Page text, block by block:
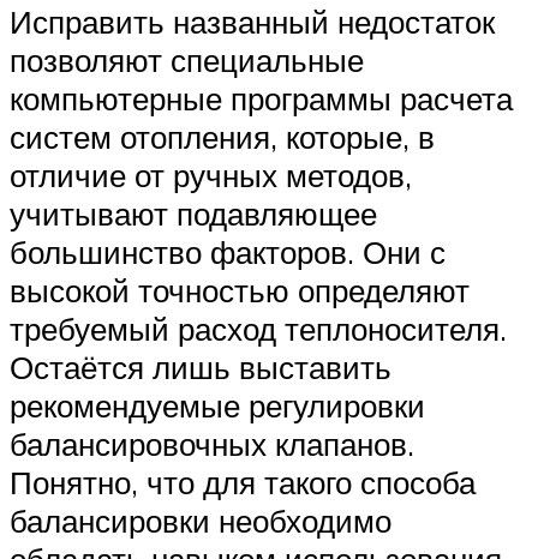
Исправить названный недостаток
позволяют специальные
компьютерные программы расчета
систем отопления, которые, в
отличие от ручных методов,
учитывают подавляющее
большинство факторов. Они с
высокой точностью определяют
требуемый расход теплоносителя.
Остаётся лишь выставить
рекомендуемые регулировки
балансировочных клапанов.
Понятно, что для такого способа
балансировки необходимо